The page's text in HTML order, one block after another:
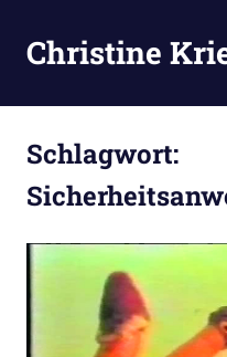
Inhalt
springen
Christine
Schlagwort: